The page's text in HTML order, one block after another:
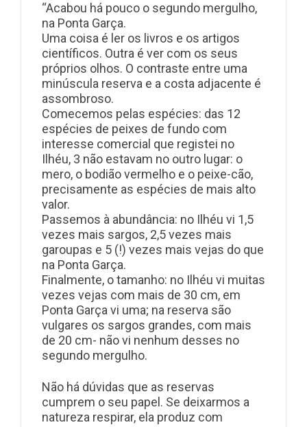
“Acabou há pouco o segundo mergulho,
na Ponta Garça.
Uma coisa é ler os livros e os artigos
científicos. Outra é ver com os seus
próprios olhos. O contraste entre uma
minúscula reserva e a costa adjacente é
assombroso.
Comecemos pelas espécies: das 12
espécies de peixes de fundo com
interesse comercial que registei no
Ilhéu, 3 não estavam no outro lugar: o
mero, o bodião vermelho e o peixe-cão,
precisamente as espécies de mais alto
valor.
Passemos à abundância: no Ilhéu vi 1,5
vezes mais sargos, 2,5 vezes mais
garoupas e 5 (!) vezes mais vejas do que
na Ponta Garça.
Finalmente, o tamanho: no Ilhéu vi muitas
vezes vejas com mais de 30 cm, em
Ponta Garça vi uma; na reserva são
vulgares os sargos grandes, com mais
de 20 cm- não vi nenhum desses no
segundo mergulho.
Não há dúvidas que as reservas
cumprem o seu papel. Se deixarmos a
natureza respirar, ela produz com